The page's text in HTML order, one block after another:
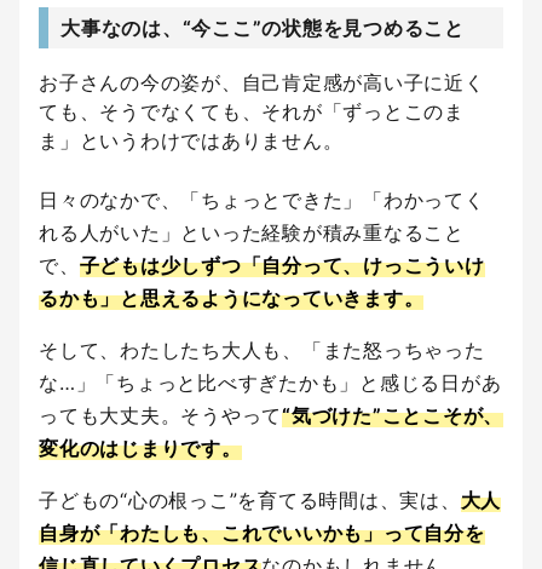
大事なのは、“今ここ”の状態を見つめること
お子さんの今の姿が、自己肯定感が高い子に近く
ても、そうでなくても、それが「ずっとこのま
ま」というわけではありません。
日々のなかで、「ちょっとできた」「わかってく
れる人がいた」といった経験が積み重なること
で、 子どもは少しずつ「自分って、けっこういけ
るかも」と思えるようになっていきます。
そして、わたしたち大人も、「また怒っちゃった
な…」「ちょっと比べすぎたかも」と感じる日があ
っても大丈夫。そうやって“気づけた”ことこそが、
変化のはじまりです。
子どもの“心の根っこ”を育てる時間は、実は、 大人
自身が「わたしも、これでいいかも」って自分を